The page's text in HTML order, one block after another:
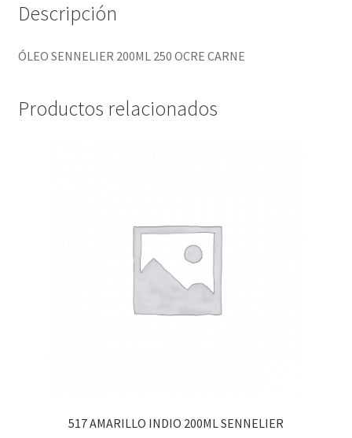
Descripción
ÓLEO SENNELIER 200ML 250 OCRE CARNE
Productos relacionados
517 AMARILLO INDIO 200ML SENNELIER